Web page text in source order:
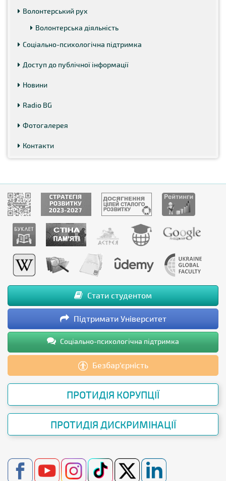
Волонтерський рух
Волонтерська діяльність
Соціально-психологічна підтримка
Доступ до публічної інформації
Новини
Radio BG
Фотогалерея
Контакти
Стати студентом
Підтримати Університет
Соціально-психологічна підтримка
Безбар’єрність
ПРОТИДІЯ КОРУПЦІЇ
ПРОТИДІЯ ДИСКРИМІНАЦІЇ